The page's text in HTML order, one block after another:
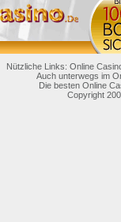
Nützliche Links: Online
Auch unterwegs im
Die besten Online
Copyright